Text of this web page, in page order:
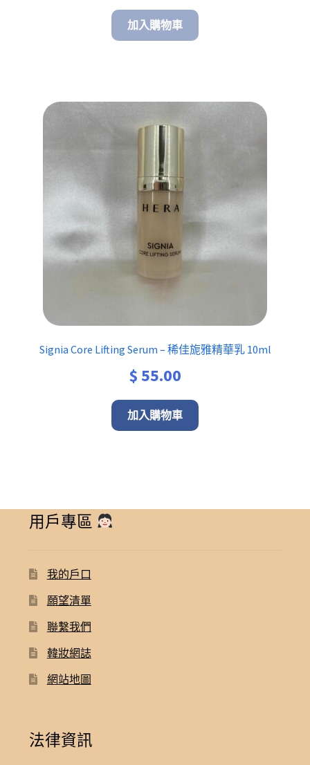
加入購物車
Signia Core Lifting Serum – 稀佳旎雅精華乳 10ml
$55.00
加入購物車
用戶專區
我的戶口
願望清單
聯繫我們
韓妝網誌
網站地圖
法律資訊